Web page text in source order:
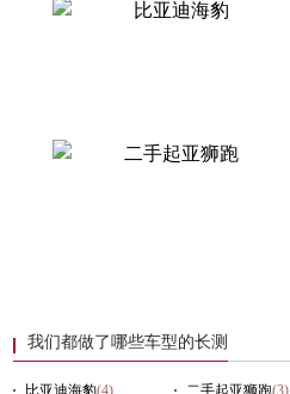
我们都做了哪些车型的长测
比亚迪海豹(4) 二手起亚狮跑(3)